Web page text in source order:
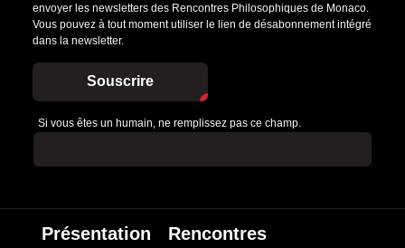
envoyer les newsletters des Rencontres Philosophiques de Monaco.
Vous pouvez à tout moment utiliser le lien de désabonnement intégré
dans la newsletter.
Souscrire
Si vous êtes un humain, ne remplissez pas ce champ.
Présentation Rencontres